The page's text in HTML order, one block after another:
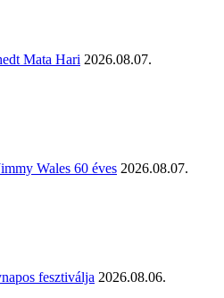
Mata Hari 2026.08.07.
Wales 60 éves 2026.08.07.
fesztiválja 2026.08.06.